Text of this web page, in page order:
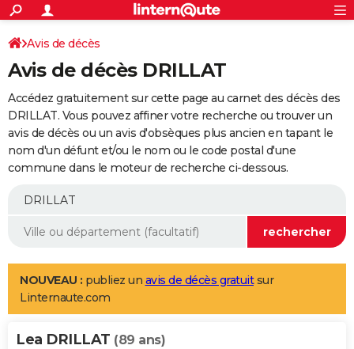
ACTUALITÉS
Politique
Société
Faits Divers
Education
Monde
Villes
+
SPORT
Coupe du monde 2026
Football
Tennis
Cyclisme
Rugby
Forum
Programme TV
TNT
Streaming
Cinéma
Sorties cinéma
Musique
+
FINANCE
Retraite
Epargne
Immobilier
Risques naturels par ville
Banque
Assurance
AUTO
Essais
Réserver un essai
Citadines
Berlines
SUV
Forum auto
+
Mobiles
Meilleur smartphone
Internet
Ordinateurs
Jeux vidéo
Guide high-tech
Aménagement intérieur
LIFESTYLE
Art de vivre
Bien-être
Loisirs
Mode
Modes de vie
Alimentation
Guide de la santé
Maladies
Médicaments
Sommeil
VOYAGE
Avis de décès
Avis de décès DRILLAT
Accédez gratuitement sur cette page au carnet des décès des
DRILLAT. Vous pouvez affiner votre recherche ou trouver un
avis de décès ou un avis d'obsèques plus ancien en tapant le
nom d'un défunt et/ou le nom ou le code postal d'une
commune dans le moteur de recherche ci-dessous.
NOUVEAU : publiez un avis de décès gratuitsur
Linternaute.com
Lea DRILLAT (89 ans)